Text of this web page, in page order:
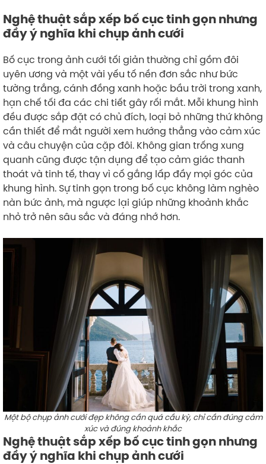
Nghệ thuật sắp xếp bố cục tinh gọn nhưng
đầy ý nghĩa khi chụp ảnh cưới
Bố cục trong ảnh cưới tối giản thường chỉ gồm đôi
uyên ương và một vài yếu tố nền đơn sắc như bức
tường trắng, cánh đồng xanh hoặc bầu trời trong xanh,
hạn chế tối đa các chi tiết gây rối mắt. Mỗi khung hình
đều được sắp đặt có chủ đích, loại bỏ những thứ không
cần thiết để mắt người xem hướng thẳng vào cảm xúc
và câu chuyện của cặp đôi. Không gian trống xung
quanh cũng được tận dụng để tạo cảm giác thanh
thoát và tinh tế, thay vì cố gắng lấp đầy mọi góc của
khung hình. Sự tinh gọn trong bố cục không làm nghèo
nàn bức ảnh, mà ngược lại giúp những khoảnh khắc
nhỏ trở nên sâu sắc và đáng nhớ hơn.
Một bộ chụp ảnh cưới đẹp không cần quá cầu kỳ, chỉ cần đúng cảm
xúc và đúng khoảnh khắc
Nghệ thuật sắp xếp bố cục tinh gọn nhưng
đầy ý nghĩa khi chụp ảnh cưới